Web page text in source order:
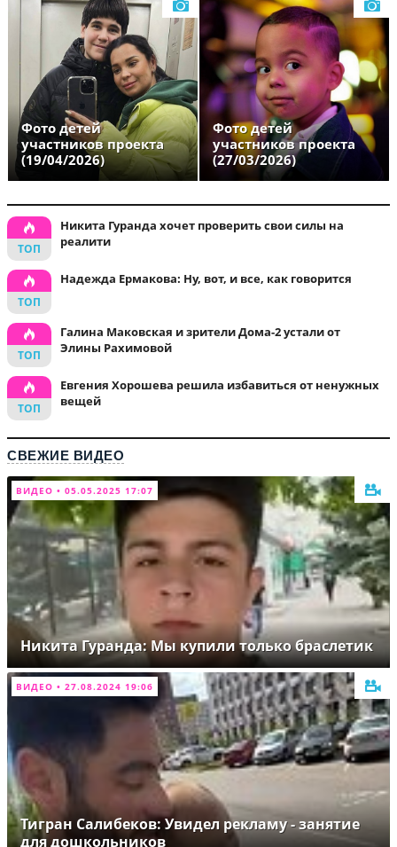
Фото детей
участников проекта
(19/04/2026)
Фото детей
участников проекта
(27/03/2026)
Никита Гуранда хочет проверить свои силы на
реалити
Надежда Ермакова: Ну, вот, и все, как говорится
Галина Маковская и зрители Дома-2 устали от
Элины Рахимовой
Евгения Хорошева решила избавиться от ненужных
вещей
СВЕЖИЕ ВИДЕО
ВИДЕО • 05.05.2025 17:07
Никита Гуранда: Мы купили только браслетик
ВИДЕО • 27.08.2024 19:06
Тигран Салибеков: Увидел рекламу - занятие
для дошкольников